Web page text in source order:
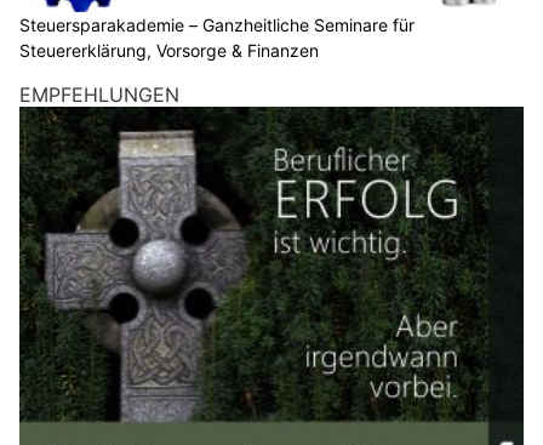
Steuersparakademie – Ganzheitliche Seminare für
Steuererklärung, Vorsorge & Finanzen
EMPFEHLUNGEN